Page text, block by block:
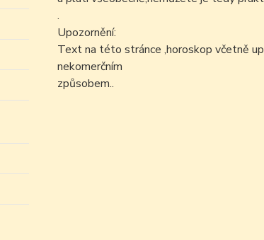
.
Upozornění:
Text na této stránce ,horoskop včetně
nekomerčním
způsobem..